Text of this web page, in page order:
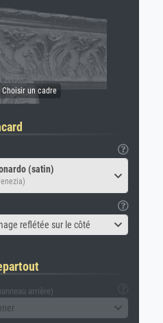
(satin)
reflétée sur le côté
arrière)